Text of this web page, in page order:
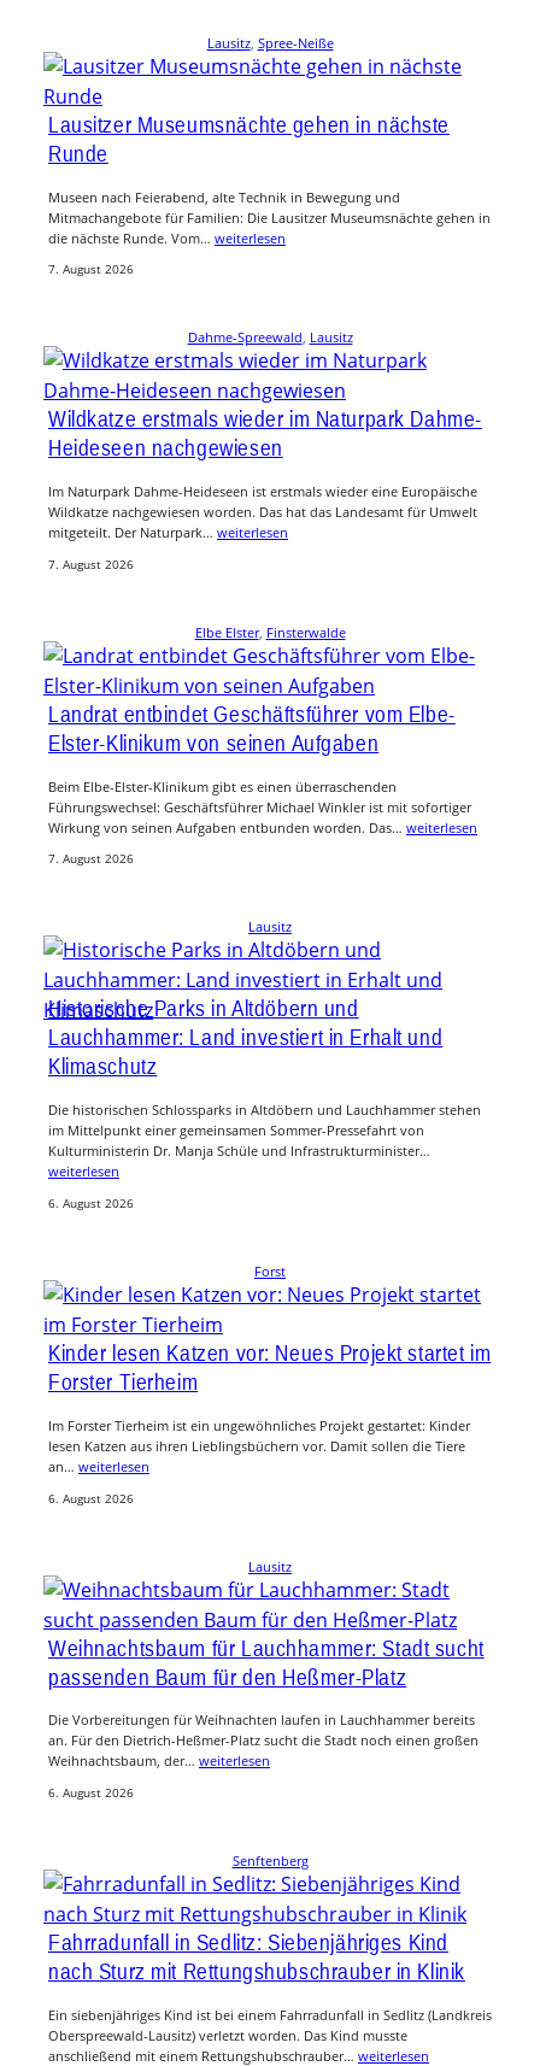
Lausitz, Spree-Neiße
Lausitzer Museumsnächte gehen in nächste
Runde
Museen nach Feierabend, alte Technik in Bewegung und
Mitmachangebote für Familien: Die Lausitzer Museumsnächte gehen in
die nächste Runde. Vom… weiterlesen
7. August 2026
Dahme-Spreewald, Lausitz
Wildkatze erstmals wieder im Naturpark Dahme-
Heideseen nachgewiesen
Im Naturpark Dahme-Heideseen ist erstmals wieder eine Europäische
Wildkatze nachgewiesen worden. Das hat das Landesamt für Umwelt
mitgeteilt. Der Naturpark… weiterlesen
7. August 2026
Elbe Elster, Finsterwalde
Landrat entbindet Geschäftsführer vom Elbe-
Elster-Klinikum von seinen Aufgaben
Beim Elbe-Elster-Klinikum gibt es einen überraschenden
Führungswechsel: Geschäftsführer Michael Winkler ist mit sofortiger
Wirkung von seinen Aufgaben entbunden worden. Das… weiterlesen
7. August 2026
Lausitz
Historische Parks in Altdöbern und
Lauchhammer: Land investiert in Erhalt und
Klimaschutz
Die historischen Schlossparks in Altdöbern und Lauchhammer stehen
im Mittelpunkt einer gemeinsamen Sommer-Pressefahrt von
Kulturministerin Dr. Manja Schüle und Infrastrukturminister…
weiterlesen
6. August 2026
Forst
Kinder lesen Katzen vor: Neues Projekt startet im
Forster Tierheim
Im Forster Tierheim ist ein ungewöhnliches Projekt gestartet: Kinder
lesen Katzen aus ihren Lieblingsbüchern vor. Damit sollen die Tiere
an… weiterlesen
6. August 2026
Lausitz
Weihnachtsbaum für Lauchhammer: Stadt sucht
passenden Baum für den Heßmer-Platz
Die Vorbereitungen für Weihnachten laufen in Lauchhammer bereits
an. Für den Dietrich-Heßmer-Platz sucht die Stadt noch einen großen
Weihnachtsbaum, der… weiterlesen
6. August 2026
Senftenberg
Fahrradunfall in Sedlitz: Siebenjähriges Kind
nach Sturz mit Rettungshubschrauber in Klinik
Ein siebenjähriges Kind ist bei einem Fahrradunfall in Sedlitz (Landkreis
Oberspreewald-Lausitz) verletzt worden. Das Kind musste
anschließend mit einem Rettungshubschrauber… weiterlesen